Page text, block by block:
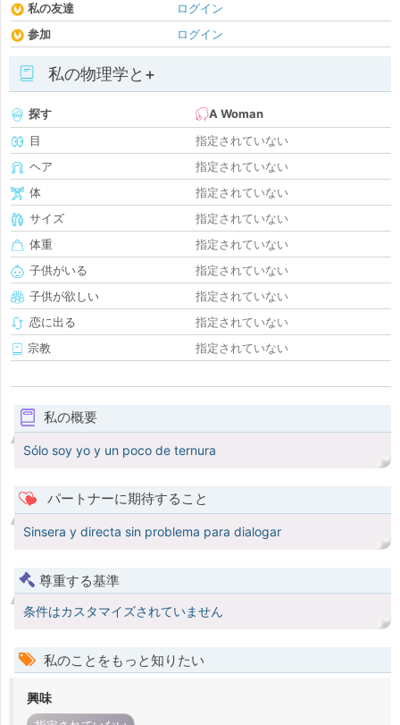
私の友達
ログイン
参加
ログイン
私の物理学と+
探す
A Woman
目
指定されていない
ヘア
指定されていない
体
指定されていない
サイズ
指定されていない
体重
指定されていない
子供がいる
指定されていない
子供が欲しい
指定されていない
恋に出る
指定されていない
宗教
指定されていない
私の概要
Sólo soy yo y un poco de ternura
パートナーに期待すること
Sinsera y directa sin problema para dialogar
尊重する基準
条件はカスタマイズされていません
私のことをもっと知りたい
興味